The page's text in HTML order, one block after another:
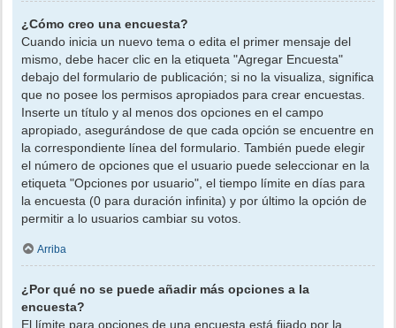
¿Cómo creo una encuesta?
Cuando inicia un nuevo tema o edita el primer mensaje del
mismo, debe hacer clic en la etiqueta "Agregar Encuesta"
debajo del formulario de publicación; si no la visualiza, significa
que no posee los permisos apropiados para crear encuestas.
Inserte un título y al menos dos opciones en el campo
apropiado, asegurándose de que cada opción se encuentre en
la correspondiente línea del formulario. También puede elegir
el número de opciones que el usuario puede seleccionar en la
etiqueta "Opciones por usuario", el tiempo límite en días para
la encuesta (0 para duración infinita) y por último la opción de
permitir a lo usuarios cambiar su votos.
Arriba
¿Por qué no se puede añadir más opciones a la
encuesta?
El límite para opciones de una encuesta está fijado por la